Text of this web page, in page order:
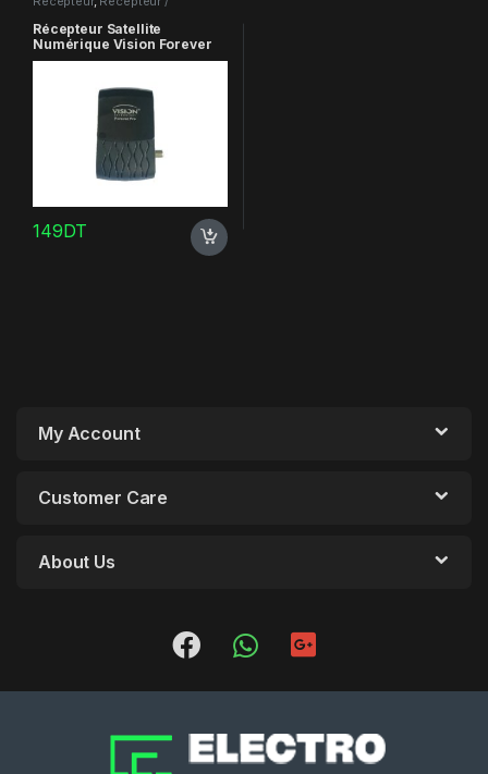
Récepteur Satellite
Numérique Vision Forever
Pro
149DT
My Account
Customer Care
About Us